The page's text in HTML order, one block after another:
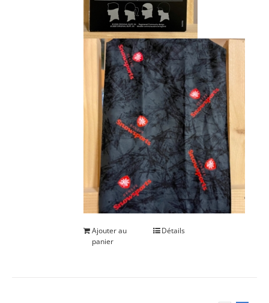
Ajouter au
panier
Détails